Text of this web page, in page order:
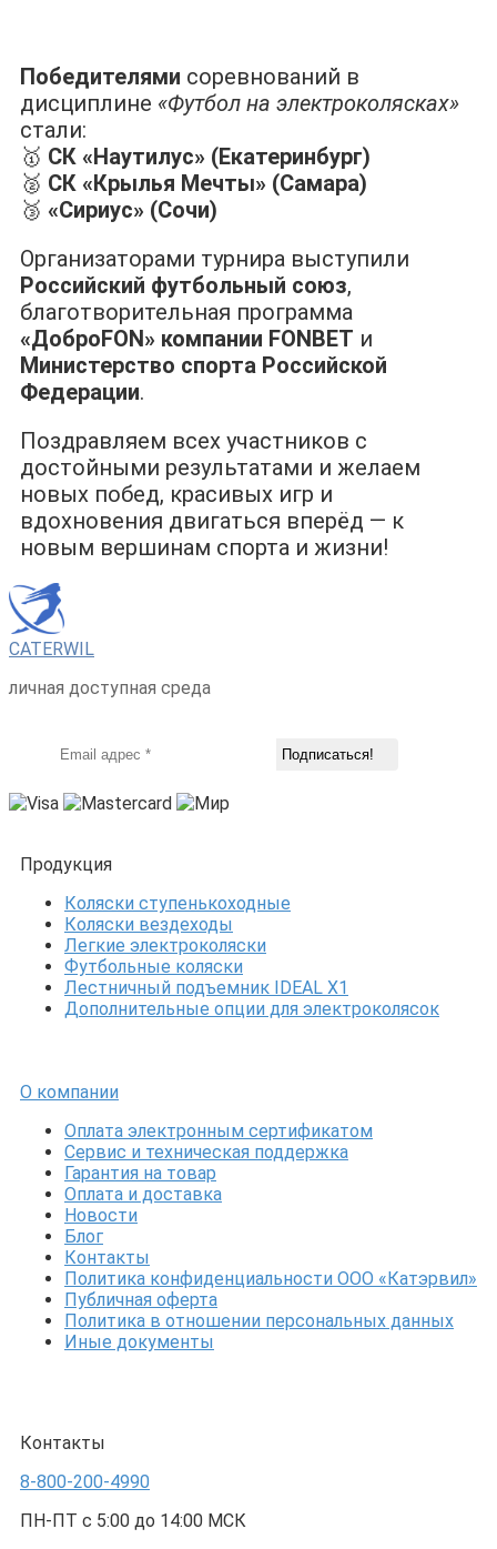
Победителями соревнований в
дисциплине «Футбол на электроколясках»
стали:
🥇 СК «Наутилус» (Екатеринбург)
🥈 СК «Крылья Мечты» (Самара)
🥉 «Сириус» (Сочи)
Организаторами турнира выступили
Российский футбольный союз,
благотворительная программа
«ДоброFON» компании FONBET и
Министерство спорта Российской
Федерации.
Поздравляем всех участников с
достойными результатами и желаем
новых побед, красивых игр и
вдохновения двигаться вперёд — к
новым вершинам спорта и жизни!
CATERWIL
личная доступная среда
Продукция
Коляски ступенькоходные
Коляски вездеходы
Легкие электроколяски
Футбольные коляски
Лестничный подъемник IDEAL X1
Дополнительные опции для электроколясок
О компании
Оплата электронным сертификатом
Сервис и техническая поддержка
Гарантия на товар
Оплата и доставка
Новости
Блог
Контакты
Политика конфиденциальности ООО «Катэрвил»
Публичная оферта
Политика в отношении персональных данных
Иные документы
Контакты
8-800-200-4990
ПН-ПТ с 5:00 до 14:00 МСК